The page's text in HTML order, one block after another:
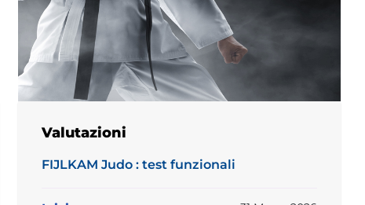
Valutazioni
FIJLKAM Judo : test funzionali